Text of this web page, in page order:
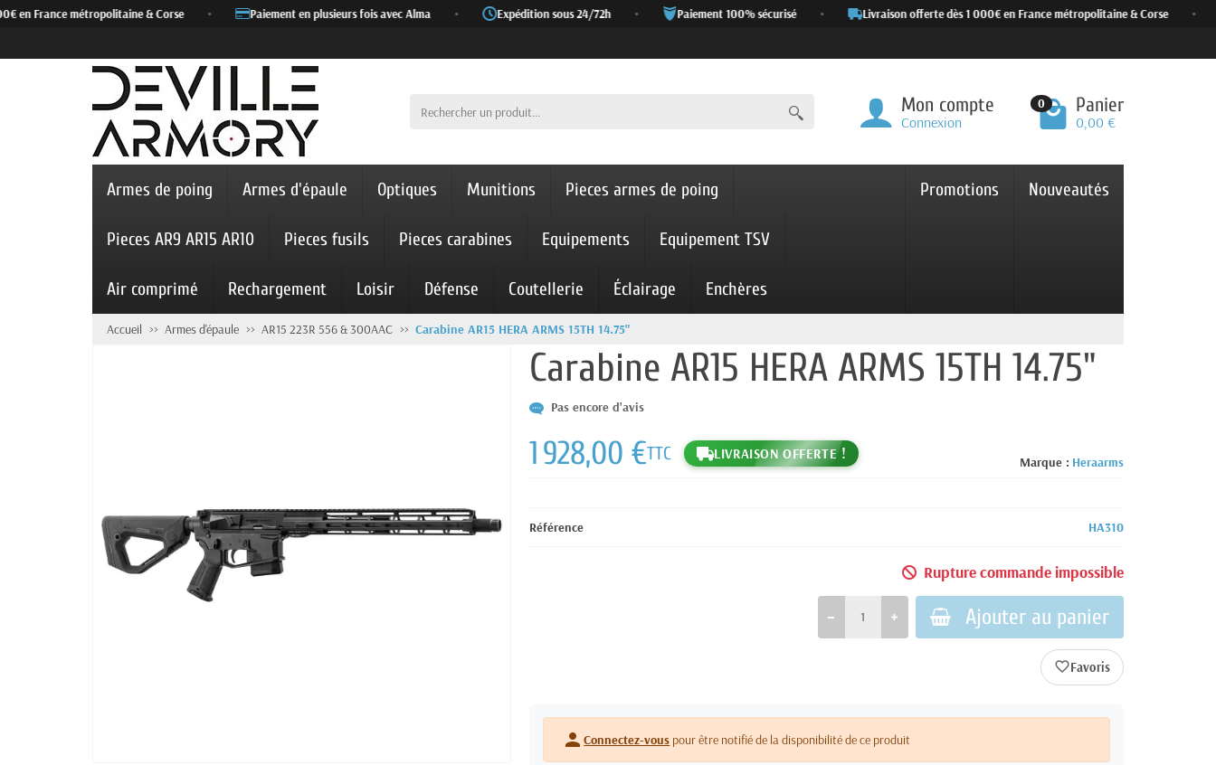
France métropolitaine & Corse Paiement en plusieurs fois avec Alma Expédition sous 24/72h Paiement 100% sécurisé Livraison offerte dès 1 000€ en France métropolitaine & Corse
Mon compte
Connexion
0 Panier
0,00 €
Armes de poing Armes d'épaule Optiques Munitions Pieces armes de poing
Pieces AR9 AR15 AR10 Pieces fusils Pieces carabines Equipements Equipement TSV
Air comprimé Rechargement Loisir Défense Coutellerie Éclairage Enchères
Promotions Nouveautés
Accueil Armes d'épaule AR15 223R 556 & 300AAC Carabine AR15 HERA ARMS 15TH 14.75"
Carabine AR15 HERA ARMS 15TH 14.75"
Pas encore d'avis
Marque : Heraarms
1 928,00 €TTC LIVRAISON OFFERTE !
Référence HA310
Rupture commande impossible
Ajouter au panier
favorite_border
personConnectez-vous pour être notifié de la disponibilité de ce produit